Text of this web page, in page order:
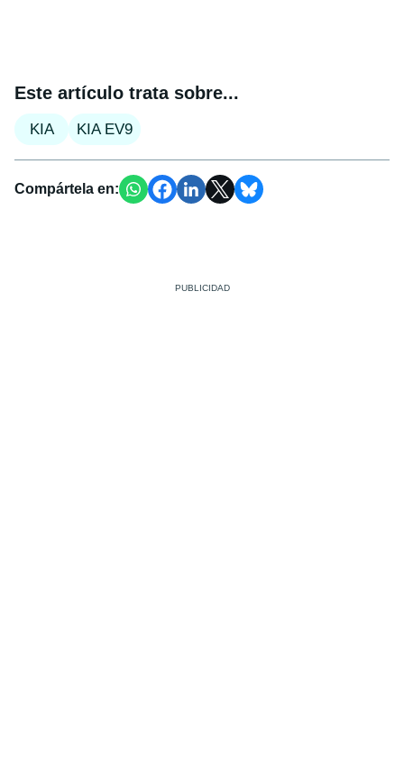
Este artículo trata sobre...
KIA KIA EV9
Compártela en: